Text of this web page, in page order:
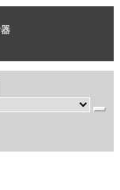
ル等業務用卸販売
和食器・洋食器はま